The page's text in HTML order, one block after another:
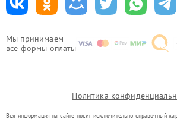
Мы принимаем
все формы оплаты
Политика
Вся информация на сайте носит исключительно справочный